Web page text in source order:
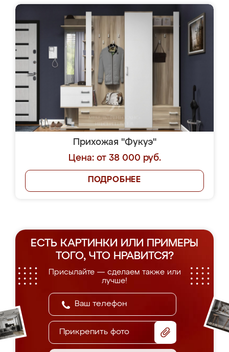
Прихожая "Фукуэ"
Цена: от 38 000 руб.
ПОДРОБНЕЕ
ЕСТЬ КАРТИНКИ ИЛИ ПРИМЕРЫ
ТОГО, ЧТО НРАВИТСЯ?
Присылайте — сделаем также или
лучше!
Прикрепить фото